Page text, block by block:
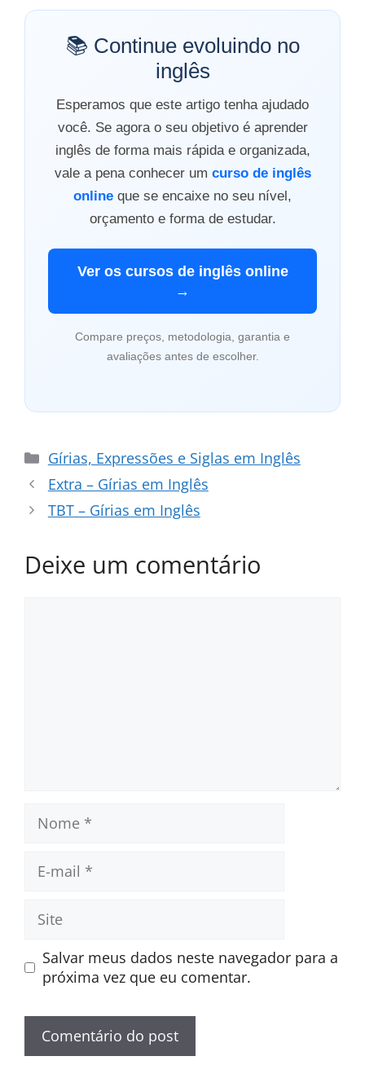
📚 Continue evoluindo no
inglês
Esperamos que este artigo tenha ajudado
você. Se agora o seu objetivo é aprender
inglês de forma mais rápida e organizada,
vale a pena conhecer um curso de inglês
online que se encaixe no seu nível,
orçamento e forma de estudar.
Ver os cursos de inglês online
→
Compare preços, metodologia, garantia e
avaliações antes de escolher.
Categorias
Gírias, Expressões e Siglas em Inglês
Extra – Gírias em Inglês
TBT – Gírias em Inglês
Deixe um comentário
mail
Site
Salvar meus dados neste navegador para a
próxima vez que eu comentar.